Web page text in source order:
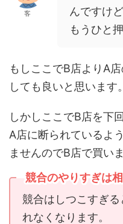
客
んですけ
もうひと
もしここでB店よりA
しても良いと思います。
しかしここでB店を下
A店に断られているよ
ませんのでB店で買い
競合のやりすぎは
競合はしつこすぎ
れなくなります。